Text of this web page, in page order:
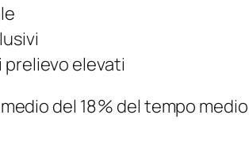
prelievo elevati
del 18 % del tempo